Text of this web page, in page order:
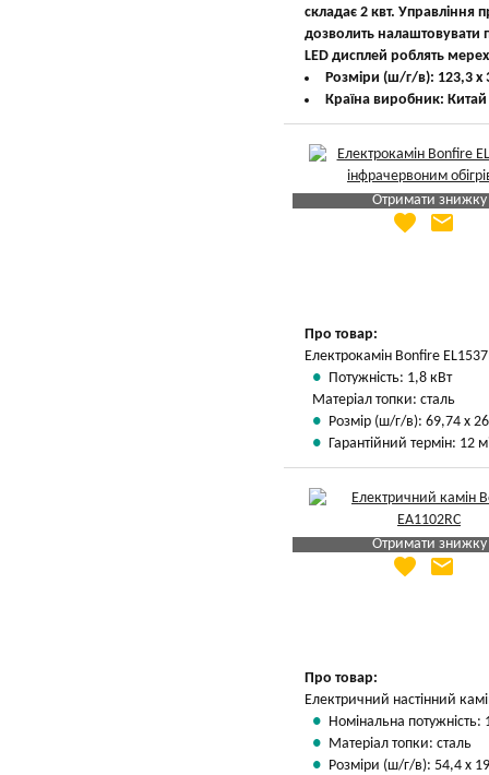
складає 2 квт. Управління
дозволить налаштовувати
LED дисплей роблять
Розміри (ш/г/в): 123,3 х
Країна виробник: Китай
Отримати знижку
Яка Ваша ціна
favorite email
Про товар:
Електрокамін Bonfire
Потужність: 1,8 кВт
Матеріал топки: сталь
Розмір (ш/г/в): 69,74 х
Гарантійний термін: 12
Отримати знижку
Яка Ваша ціна
favorite email
Про товар:
Електричний настінний
Номінальна потужність:
Матеріал топки: сталь
Розміри (ш/г/в): 54,4 х